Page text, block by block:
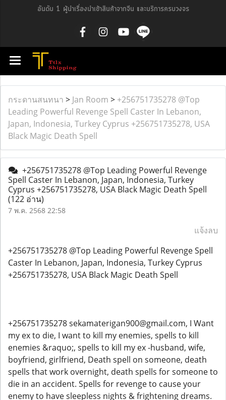
อันดับ 1 ผู้นำเรื่องนำเข้าสินค้าจากจีน และบริการครบวงจร
กระดานสนทนา > Jan Room > +256751735278 @Top
Leading Powerful Revenge Spell Caster In Lebanon,
Japan, Indonesia, Turkey Cyprus +256751735278, USA
Black Magic Death Spell​
+256751735278 @Top Leading Powerful Revenge
Spell Caster In Lebanon, Japan, Indonesia, Turkey
Cyprus +256751735278, USA Black Magic Death Spell​
(122 อ่าน)
7 พ.ค. 2568 22:58
แจ้งลบ
+256751735278 @Top Leading Powerful Revenge Spell
Caster In Lebanon, Japan, Indonesia, Turkey Cyprus
+256751735278, USA Black Magic Death Spell​
+256751735278 sekamaterigan900@gmail.com, I Want
my ex to die, I want to kill my enemies, spells to kill
enemies &raquo;, spells to kill my ex -husband, wife,
boyfriend, girlfriend, Death spell on someone, death
spells that work overnight, death spells for someone to
die in an accident. Spells for revenge to cause your
enemy to have sleepless nights & frightening dreams.